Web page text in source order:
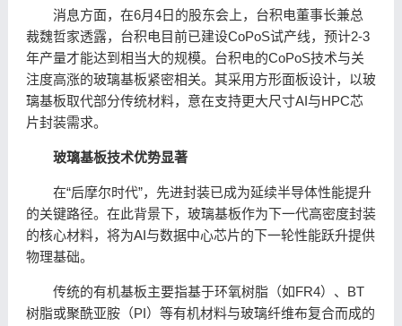
消息方面，在6月4日的股东会上， 台积电董事长兼总
裁魏哲家透露， 台积电目前已建设CoPoS试产线，预计2-3
年产量才能达到相当大的规模。 台积电的CoPoS技术与关
注度高涨的玻璃基板紧密相关。其采用方形面板设计，以玻
璃基板取代部分传统材料，意在支持更大尺寸AI与HPC芯
片封装需求。
玻璃基板技术优势显著
在“后摩尔时代”， 先进封装已成为延续半导体性能提升
的关键路径。在此背景下，玻璃基板作为下一代高密度封装
的核心材料，将为AI与数据中心芯片的下一轮性能跃升提供
物理基础。
传统的有机基板主要指基于环氧树脂（如FR4）、BT
树脂或聚酰亚胺（PI）等有机材料与玻璃纤维布复合而成的